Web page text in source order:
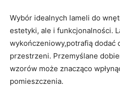
Wybór idealnych lameli do
estetyki, ale i funkcjonalności.
wykończeniowy,potrafią dodać
przestrzeni. Przemyślane
wzorów może znacząco
pomieszczenia.